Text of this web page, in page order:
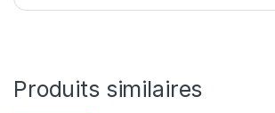
Produits similaires